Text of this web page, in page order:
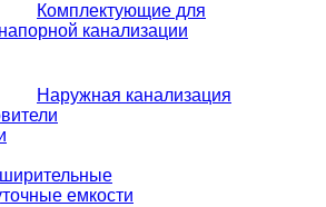
Комплектующие для
канализации
Наружная канализация
емкости